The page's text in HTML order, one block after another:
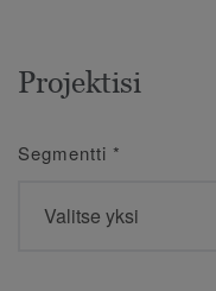
Projektisi
Segmentti *